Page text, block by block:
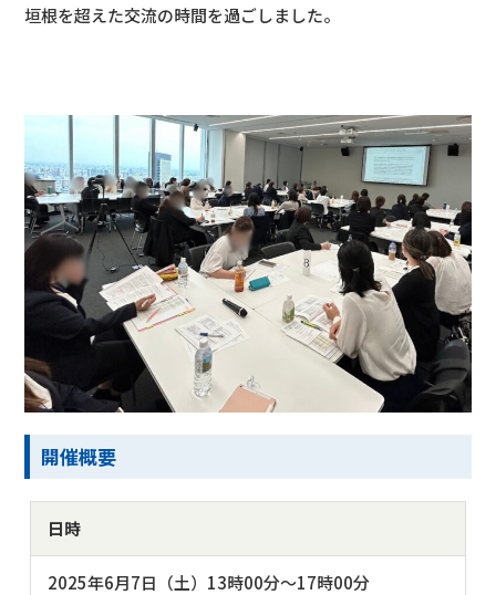
垣根を超えた交流の時間を過ごしました。
開催概要
日時
2025年6月7日（土）13時00分～17時00分